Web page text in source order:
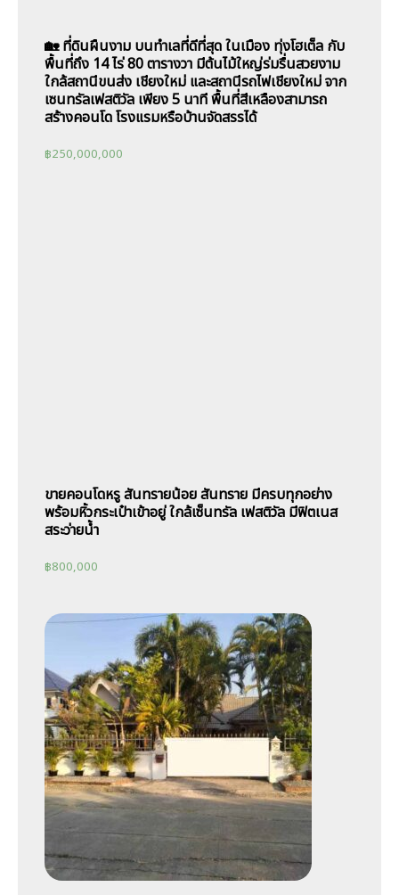
🏡 ที่ดินผืนงาม บนทำเลที่ดีที่สุด ในเมือง ทุ่งโฮเต็ล กับ
พื้นที่ถึง 14 ไร่ 80 ตารางวา มีต้นไม้ใหญ่ร่มรื่นสวยงาม
ใกล้สถานีขนส่ง เชียงใหม่ และสถานีรถไฟเชียงใหม่ จาก
เซนทรัลเฟสติวัล เพียง 5 นาที พื้นที่สีเหลืองสามารถ
สร้างคอนโด โรงแรมหรือบ้านจัดสรรได้
฿250,000,000
ขายคอนโดหรู สันทรายน้อย สันทราย มีครบทุกอย่าง
พร้อมหิ้วกระเป๋าเข้าอยู่ ใกล้เซ็นทรัล เฟสติวัล มีฟิตเนส
สระว่ายน้ำ
฿800,000